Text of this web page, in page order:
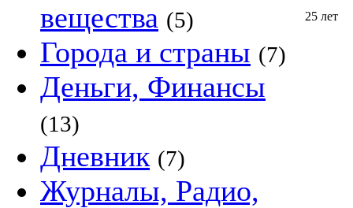
вещества (5)
Города и страны (7)
Деньги, Финансы
(13)
Дневник (7)
Журналы, Радио,
25 лет